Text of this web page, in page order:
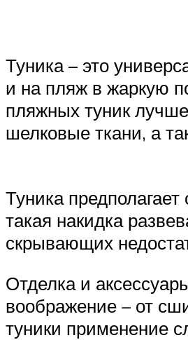
Туника – это
и на пляж в жаркую
пляжных туник
шелковые ткани, а
Туника
такая накидка
скрывающих
Отделка и
воображение – от
туники применение